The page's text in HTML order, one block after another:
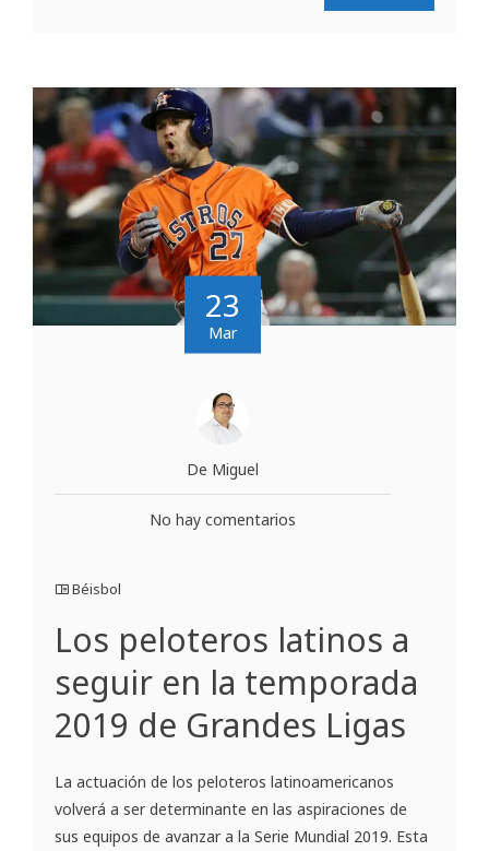
23
Mar
De Miguel
No hay comentarios
Béisbol
Los peloteros latinos a
seguir en la temporada
2019 de Grandes Ligas
La actuación de los peloteros latinoamericanos
volverá a ser determinante en las aspiraciones de
sus equipos de avanzar a la Serie Mundial 2019. Esta